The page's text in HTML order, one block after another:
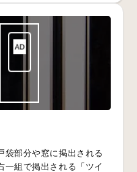
袋部分や窓に掲出される
一組で掲出される「ツイ